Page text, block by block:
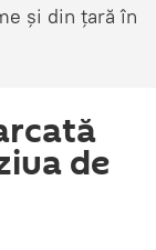
și din țară în
de